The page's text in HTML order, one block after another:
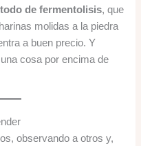
de fermentolisis, que
molidas a la piedra
a buen precio. Y
cosa por encima de
observando a otros y,